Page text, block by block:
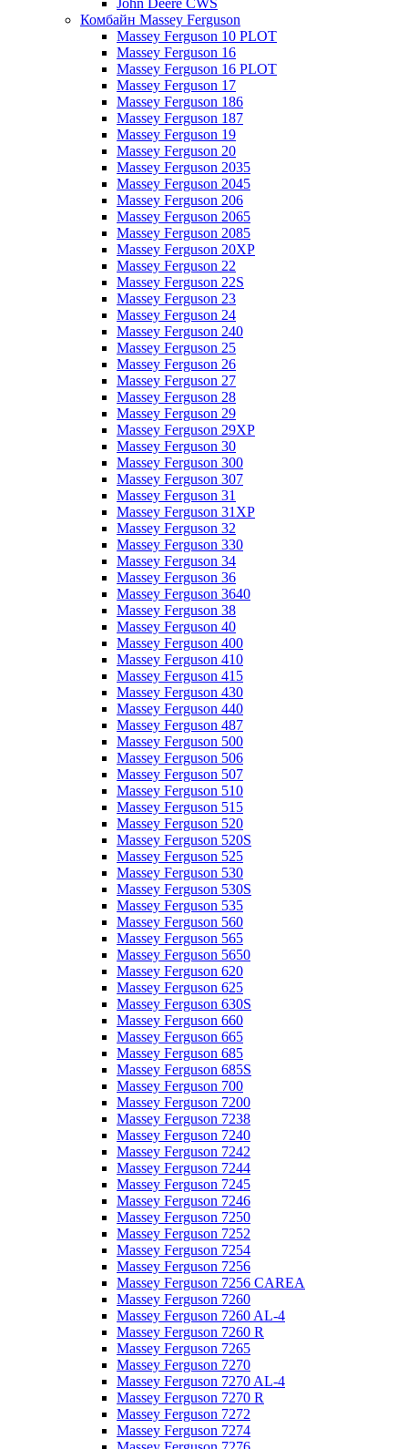
John Deere CWS
Комбайн Massey Ferguson
Massey Ferguson 10 PLOT
Massey Ferguson 16
Massey Ferguson 16 PLOT
Massey Ferguson 17
Massey Ferguson 186
Massey Ferguson 187
Massey Ferguson 19
Massey Ferguson 20
Massey Ferguson 2035
Massey Ferguson 2045
Massey Ferguson 206
Massey Ferguson 2065
Massey Ferguson 2085
Massey Ferguson 20XP
Massey Ferguson 22
Massey Ferguson 22S
Massey Ferguson 23
Massey Ferguson 24
Massey Ferguson 240
Massey Ferguson 25
Massey Ferguson 26
Massey Ferguson 27
Massey Ferguson 28
Massey Ferguson 29
Massey Ferguson 29XP
Massey Ferguson 30
Massey Ferguson 300
Massey Ferguson 307
Massey Ferguson 31
Massey Ferguson 31XP
Massey Ferguson 32
Massey Ferguson 330
Massey Ferguson 34
Massey Ferguson 36
Massey Ferguson 3640
Massey Ferguson 38
Massey Ferguson 40
Massey Ferguson 400
Massey Ferguson 410
Massey Ferguson 415
Massey Ferguson 430
Massey Ferguson 440
Massey Ferguson 487
Massey Ferguson 500
Massey Ferguson 506
Massey Ferguson 507
Massey Ferguson 510
Massey Ferguson 515
Massey Ferguson 520
Massey Ferguson 520S
Massey Ferguson 525
Massey Ferguson 530
Massey Ferguson 530S
Massey Ferguson 535
Massey Ferguson 560
Massey Ferguson 565
Massey Ferguson 5650
Massey Ferguson 620
Massey Ferguson 625
Massey Ferguson 630S
Massey Ferguson 660
Massey Ferguson 665
Massey Ferguson 685
Massey Ferguson 685S
Massey Ferguson 700
Massey Ferguson 7200
Massey Ferguson 7238
Massey Ferguson 7240
Massey Ferguson 7242
Massey Ferguson 7244
Massey Ferguson 7245
Massey Ferguson 7246
Massey Ferguson 7250
Massey Ferguson 7252
Massey Ferguson 7254
Massey Ferguson 7256
Massey Ferguson 7256 CAREA
Massey Ferguson 7260
Massey Ferguson 7260 AL-4
Massey Ferguson 7260 R
Massey Ferguson 7265
Massey Ferguson 7270
Massey Ferguson 7270 AL-4
Massey Ferguson 7270 R
Massey Ferguson 7272
Massey Ferguson 7274